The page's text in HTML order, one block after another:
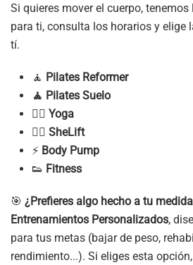
Si quieres mover el cuerpo,
para ti, consulta los horarios y elige
tí.
🧘 Pilates Reformer
🧘 Pilates Suelo
🧘‍♂️ Yoga
🏋️‍♀️ SheLift
⚡ Body Pump
👟 Fitness
🎯 ¿Prefieres algo hecho a tu
Entrenamientos Personalizados,
para tus metas (bajar de peso,
rendimiento...). Si eliges esta